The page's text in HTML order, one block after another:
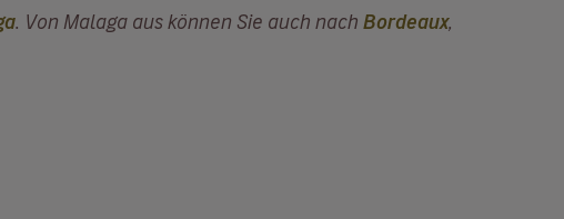
. Von Malaga aus können Sie auch nach Bordeaux,